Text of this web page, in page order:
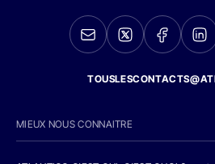
MIEUX NOUS CONNAITRE